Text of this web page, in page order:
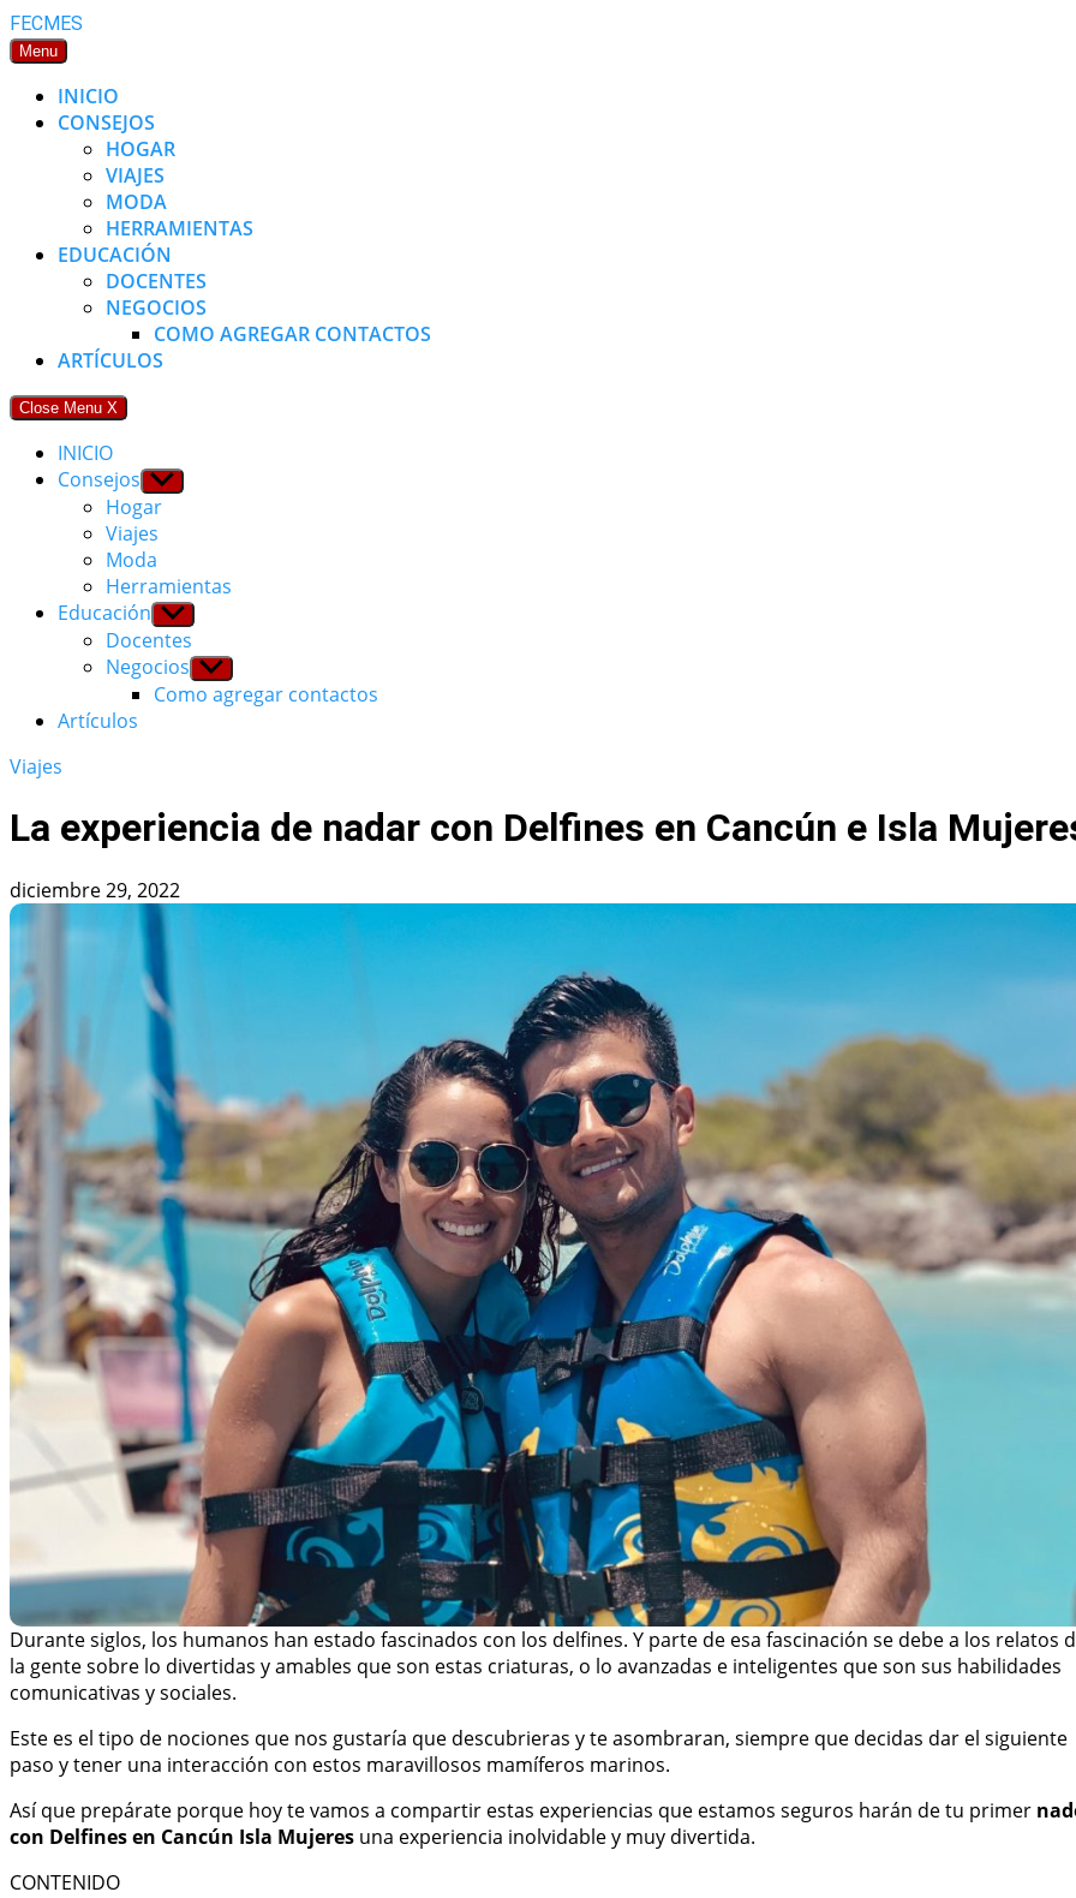
Skip
to
FECMES
Menu
INICIO
CONSEJOS
HOGAR
VIAJES
MODA
HERRAMIENTAS
EDUCACIÓN
DOCENTES
NEGOCIOS
COMO AGREGAR CONTACTOS
ARTÍCULOS
Close Menu X
INICIO
Consejos Show
sub
menu
Hogar
Viajes
Moda
Herramientas
Educación Show
sub
menu
Docentes
Negocios Show
sub
menu
Como agregar contactos
Artículos
Viajes
La experiencia de nadar con Delfines en Cancún e Isla
diciembre 29, 2022
Durante siglos, los humanos han estado fascinados con los delfines. Y parte de esa fascinación se debe a los relatos
la gente sobre lo divertidas y amables que son estas criaturas, o lo avanzadas e inteligentes que son sus habilidades
comunicativas y sociales.
Este es el tipo de nociones que nos gustaría que descubrieras y te asombraran, siempre que decidas dar el siguiente
paso y tener una interacción con estos maravillosos mamíferos marinos.
Así que prepárate porque hoy te vamos a compartir estas experiencias que estamos seguros harán de tu primer
con Delfines en Cancún Isla Mujeres una experiencia inolvidable y muy divertida.
CONTENIDO